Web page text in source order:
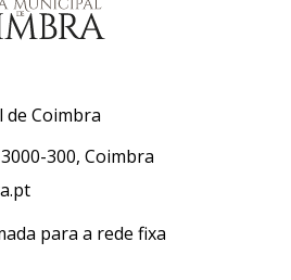
de Coimbra
300, Coimbra
para a rede fixa